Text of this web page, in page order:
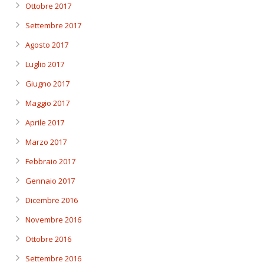
Ottobre 2017
Settembre 2017
Agosto 2017
Luglio 2017
Giugno 2017
Maggio 2017
Aprile 2017
Marzo 2017
Febbraio 2017
Gennaio 2017
Dicembre 2016
Novembre 2016
Ottobre 2016
Settembre 2016